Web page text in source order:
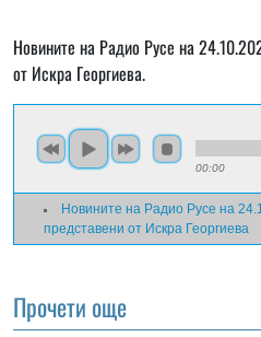
Новините на Радио Русе на
от Искра Георгиева.
00:00
Новините на Радио Русе на
представени от Искра Георгиева
Прочети още